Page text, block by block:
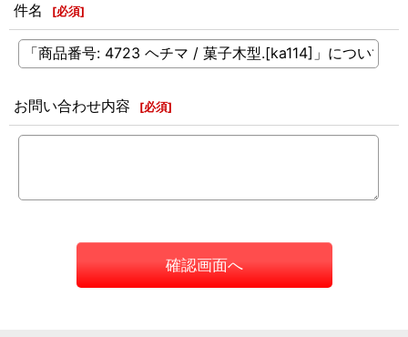
件名 [必須]
お問い合わせ内容 [必須]
確認画面へ